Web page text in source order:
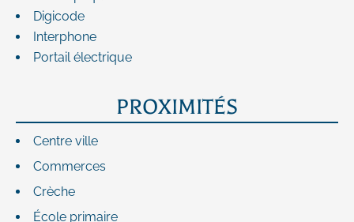
Digicode
Interphone
Portail électrique
PROXIMITÉS
Centre ville
Commerces
Crèche
École primaire